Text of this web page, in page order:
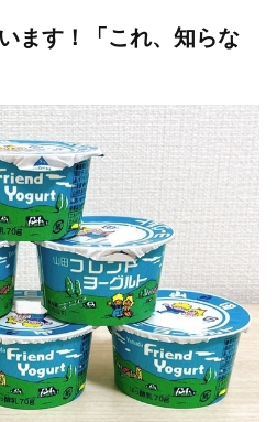
ます！「これ、知らな